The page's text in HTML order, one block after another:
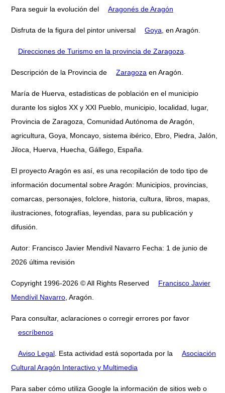
Para seguir la evolución del
Aragonés de Aragón
Disfruta de la figura del pintor universal Goya , en Aragón.
Direcciones de Turismo en la provincia de Zaragoza
Descripción de la Provincia de Zaragoza en Aragón.
María de Huerva, estadisticas de población en el municipio
durante los siglos XX y XXI Pueblo, municipio, localidad, lugar,
Provincia de Zaragoza, Comunidad Autónoma de Aragón,
agricultura, Goya, Moncayo, sistema ibérico, Ebro, Piedra, Jalón,
Jiloca, Huerva, Huecha, Gállego, España.
El proyecto Aragón es así, es una recopilación de todo tipo de
información documental sobre Aragón: Municipios, provincias,
comarcas, personajes, folclore, historia, cultura, libros, mapas,
ilustraciones, fotografías, leyendas, para su publicación y
difusión.
Autor: Francisco Javier Mendivil Navarro Fecha: 1 de junio de
2026 última revisión
Copyright 1996-2026 © All Rights Reserved
Francisco Javier
Mendívil Navarro , Aragón.
Para consultar, aclaraciones o corregir errores por favor
escríbenos
Aviso Legal . Esta actividad está soportada por la
Asociación
Cultural Aragón Interactivo y Multimedia
Para saber cómo utiliza Google la información de sitios web o